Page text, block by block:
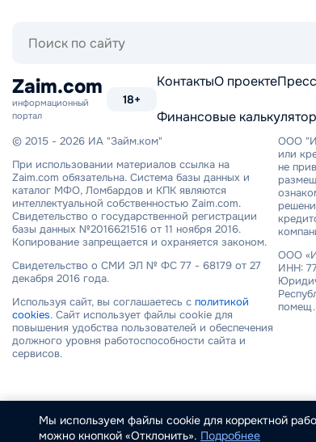
Zaim.com
информационный
портал
18+
КонтактыО проекте
Финансовые
© 2015 - 2026 ИА "Займ.ком"
При использовании материалов ссылка на
Zaim.com обязательна. Система базы данных и
каталог МФО, Ломбардов и КПК являются
интеллектуальной собственностью Zaim.com.
Свидетельство о государственной регистрации
базы данных №2016621516 от 11 ноября 2016.
Копирование запрещается и охраняется законом.
Свидетельство о СМИ ЭЛ № ФС 77 - 68179 от 27
декабря 2016 года.
Используя сайт, вы соглашаетесь с политикой
cookies. Сайт использует файлы cookie для
повышения удобства пользователей и обеспечения
должного уровня работоспособности сайта и
сервисов.
ООО
или
не
ООО
ИНН:
помещ.
Мы используем файлы cookie для корректной
можно кнопкой «Отклонить». Подробнее